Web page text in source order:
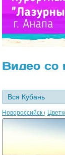
Видео со
Вся Кубань
Новороссийск с